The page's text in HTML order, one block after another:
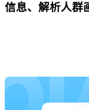
信息、解析人群